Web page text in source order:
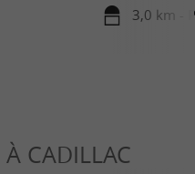
excellence
3,0 km -
À CADILLAC